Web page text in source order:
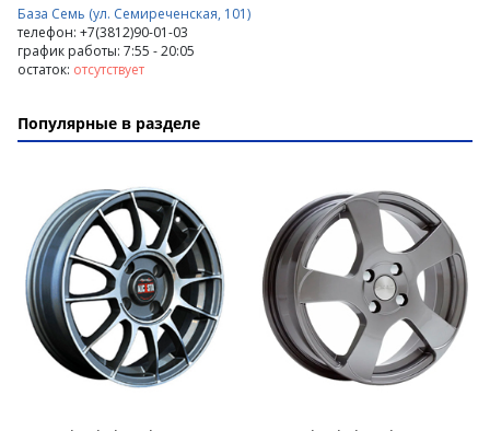
База Семь (ул. Семиреченская, 101)
телефон: +7(3812)90-01-03
график работы: 7:55 - 20:05
остаток: отсутствует
Популярные в разделе